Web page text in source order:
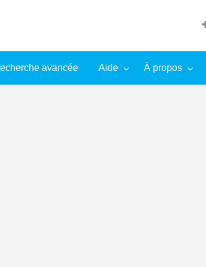
avancée Aide À propos